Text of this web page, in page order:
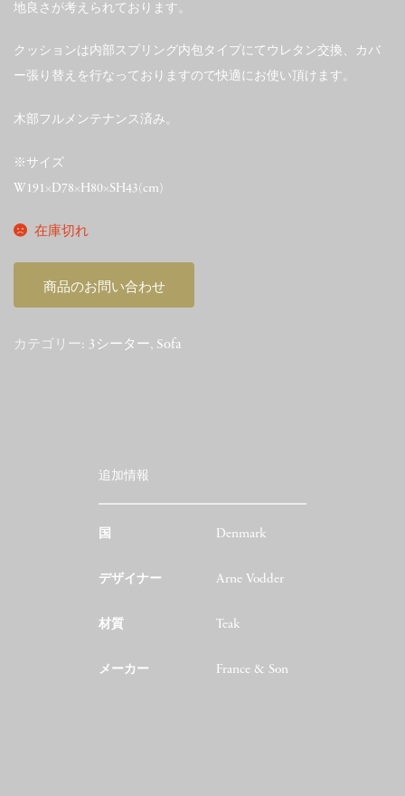
地良さが考えられております。
クッションは内部スプリング内包タイプにてウレタン交換、カバ
ー張り替えを行なっておりますので快適にお使い頂けます。
木部フルメンテナンス済み。
※サイズ
W191×D78×H80×SH43(cm)
在庫切れ
商品のお問い合わせ
カテゴリー: 3シーター, Sofa
追加情報
国 Denmark
デザイナー Arne Vodder
材質 Teak
メーカー France & Son